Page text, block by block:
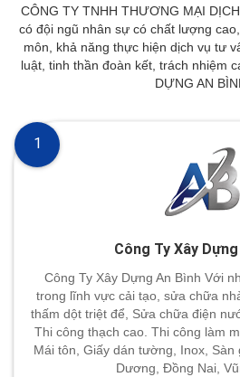
CÔNG TY TNHH THƯƠNG MẠI
có đội ngũ nhân sự có chất lượng
môn, khả năng thực hiện dịch vụ tư
luật, tinh thần đoàn kết, trách nhiệm
DỰNG AN
Công Ty Xây
Công Ty Xây Dựng An Bình Với
trong lĩnh vực cải tạo, sửa chữa
thấm dột triệt để, Sửa chữa điện
Thi công thạch cao. Thi công làm
Mái tôn, Giấy dán tường, Inox, Sàn
Dương, Đồng Nai,
1